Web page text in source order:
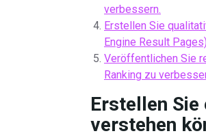
verbessern.
Erstellen Sie
Engine Result
Veröffentlichen Sie
Ranking zu
Erstellen Sie
verstehen